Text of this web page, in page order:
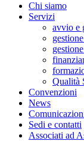
Chi siamo
Servizi
avvio e
Qualità
Convenzioni
News
Sedi e contatti
Associati ad